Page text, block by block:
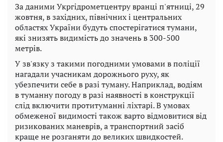
За даними Укргідрометцентру вранці п'ятниці, 29
жовтня, в західних, північних і центральних
областях України будуть спостерігатися тумани,
які знизять видимість до значень в 300-500
метрів.
У зв'язку з такими погодними умовами в поліції
нагадали учасникам дорожнього руху, як
убезпечити себе в разі туману. Наприклад, водіям
в туманну погоду в разі наявності в конструкції
слід включити протитуманні ліхтарі. В умовах
обмеженої видимості також варто відмовитися від
ризикованих маневрів, а транспортний засіб
краще не розганяти до великих швидкостей.